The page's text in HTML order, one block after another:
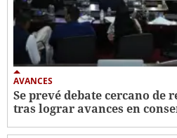
AVANCES
Se prevé debate cercano de
tras lograr avances en